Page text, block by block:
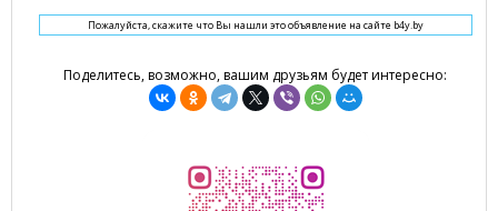
Пожалуйста, скажите что Вы нашли это объявление на сайте b4y.by
Поделитесь, возможно, вашим друзьям будет интересно: